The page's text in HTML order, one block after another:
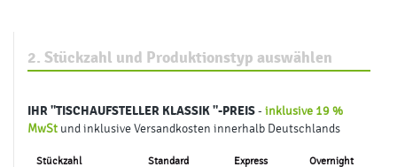
2. Stückzahl und Produktionstyp auswählen
IHR "TISCHAUFSTELLER KLASSIK "-PREIS - inklusive 19 %
MwSt und inklusive Versandkosten innerhalb Deutschlands
Stückzahl Standard Express Overnight